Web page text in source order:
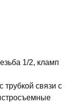
1/2, кламп
связи с